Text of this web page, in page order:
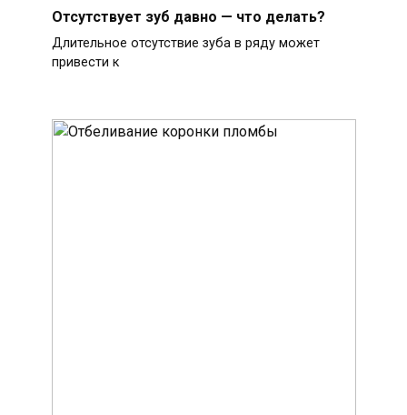
Отсутствует зуб давно — что делать?
Длительное отсутствие зуба в ряду может
привести к